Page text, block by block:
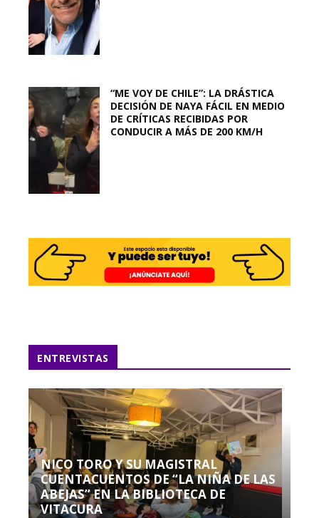
“ME VOY DE CHILE”: LA DRÁSTICA
DECISIÓN DE NAYA FÁCIL EN MEDIO
DE CRÍTICAS RECIBIDAS POR
CONDUCIR A MÁS DE 200 KM/H
ENTREVISTAS
NICO TORO Y SU MAGISTRAL
CUENTACUENTOS DE “LA NIÑA DE LAS
ABEJAS” EN LA BIBLIOTECA DE
VITACURA